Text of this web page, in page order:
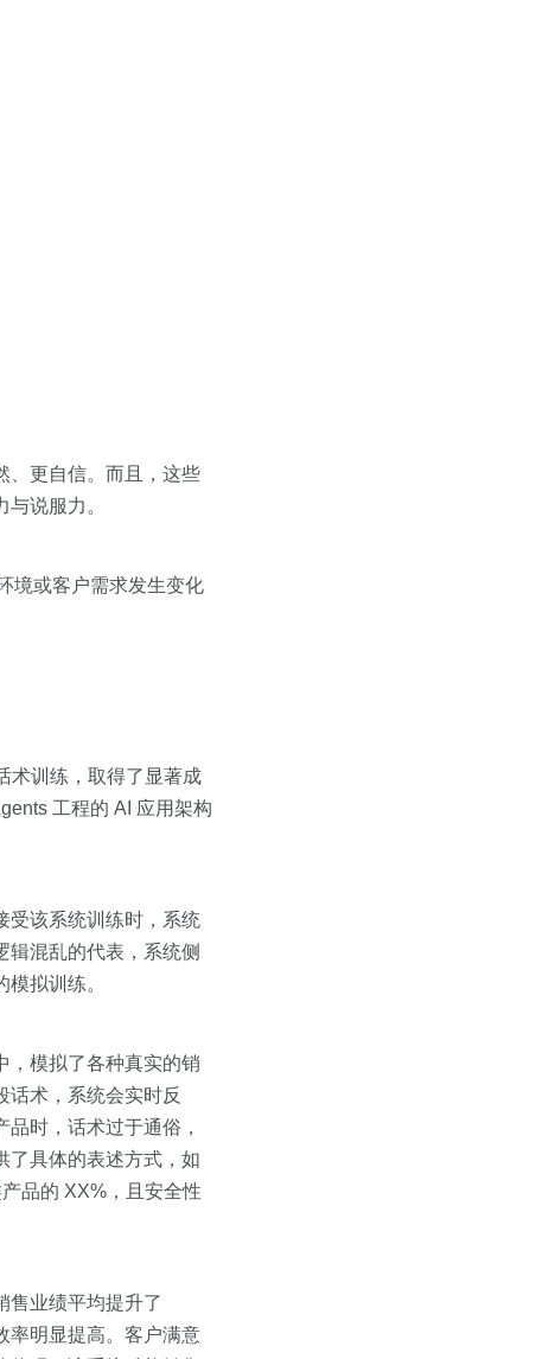
、更自信。而且，这些
说服力。
境或客户需求发生变化
术训练，取得了显著成
工程的 AI 应用架构
受该系统训练时，系统
辑混乱的代表，系统侧
拟训练。
，模拟了各种真实的销
话术，系统会实时反
时，话术过于通俗，
了具体的表述方式，如
品的 XX%，且安全性
售业绩平均提升了
率明显提高。客户满意